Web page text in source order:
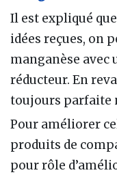
Il est expliqué
idées reçues, on
manganèse
réducteur. En
toujours parfaite
Pour améliorer
produits de
pour rôle